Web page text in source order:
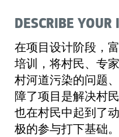
DESCRIBE
在项目设计阶段，
培训，将村民、专
村河道污染的问题
障了项目是解决村
也在村民中起到了
极的参与打下基础